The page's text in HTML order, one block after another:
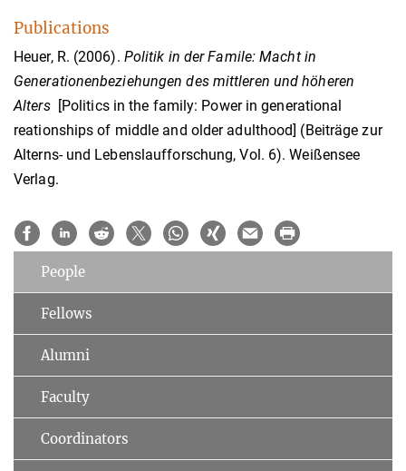
Publications
Heuer, R. (2006). Politik in der Famile: Macht in
Generationenbeziehungen des mittleren und höheren
Alters [Politics in the family: Power in generational
reationships of middle and older adulthood] (Beiträge zur
Alterns- und Lebenslaufforschung, Vol. 6). Weißensee
Verlag.
People
Fellows
Alumni
Faculty
Coordinators